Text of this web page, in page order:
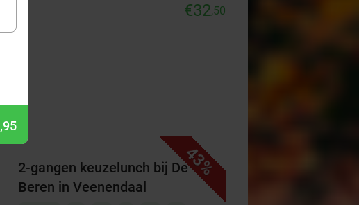
€32,50
43%
2-gangen keuzelunch bij De
Beren in Veenendaal
,95